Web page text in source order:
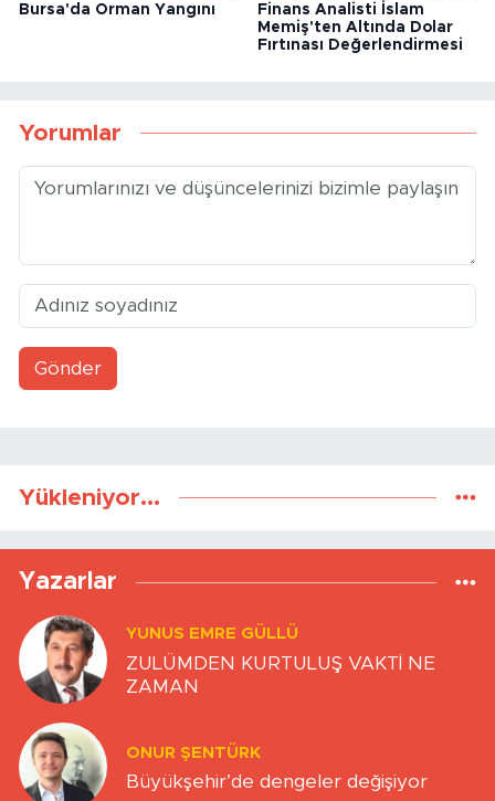
Bursa'da Orman Yangını
Finans Analisti İslam
Memiş'ten Altında Dolar
Fırtınası Değerlendirmesi
Yorumlar
Gönder
Yükleniyor...
Yazarlar
YUNUS EMRE GÜLLÜ
ZULÜMDEN KURTULUŞ VAKTİ NE
ZAMAN
ONUR ŞENTÜRK
Büyükşehir’de dengeler değişiyor